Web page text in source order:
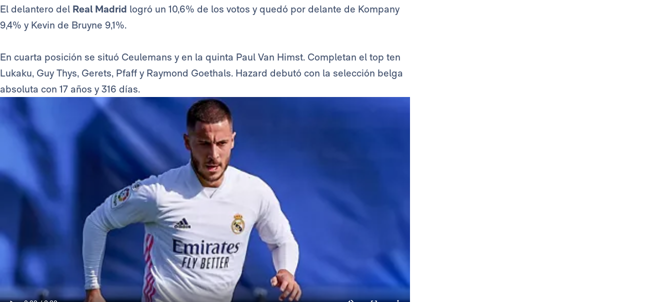
El delantero del Real Madrid logró un 10,6% de los votos y quedó por delante de Kompany
9,4% y Kevin de Bruyne 9,1%.
En cuarta posición se situó Ceulemans y en la quinta Paul Van Himst. Completan el top ten
Lukaku, Guy Thys, Gerets, Pfaff y Raymond Goethals. Hazard debutó con la selección belga
absoluta con 17 años y 316 días.